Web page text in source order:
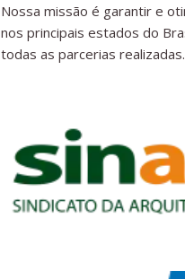
Nossa missão é garantir e
nos principais estados do
todas as parcerias realizadas.